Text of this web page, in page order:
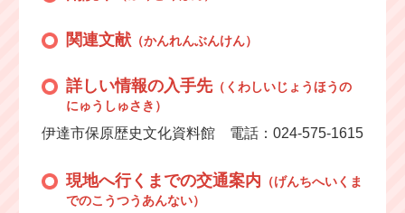
関連文献（かんれんぶんけん）
詳しい情報の入手先（くわしいじょうほうの
にゅうしゅさき）
伊達市保原歴史文化資料館 電話：024-575-1615
現地へ行くまでの交通案内 （げんちへいくま
でのこうつうあんない）